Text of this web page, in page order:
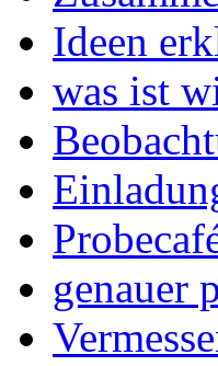
Ideen
was ist
genauer